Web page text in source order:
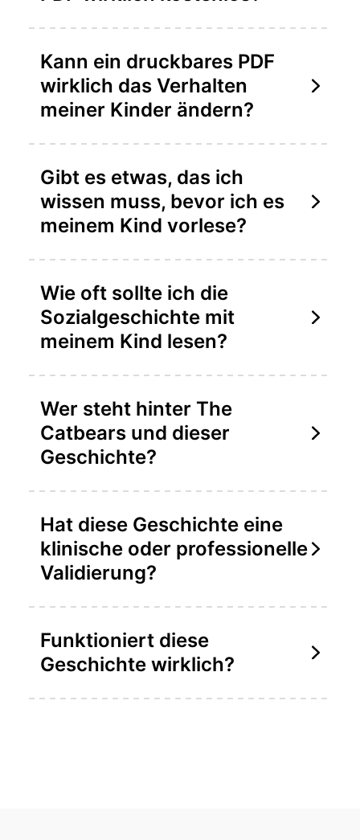
Kann ein druckbares PDF
wirklich das Verhalten
meiner Kinder ändern?
Permanente Karte:
Neutrale Autorität:
Gibt es etwas, das ich
wissen muss, bevor ich es
meinem Kind vorlese?
Wie oft sollte ich die
Sozialgeschichte mit
meinem Kind lesen?
Wer steht hinter The
Catbears und dieser
Geschichte?
Hat diese Geschichte eine
klinische oder professionelle
Validierung?
Funktioniert diese
Geschichte wirklich?